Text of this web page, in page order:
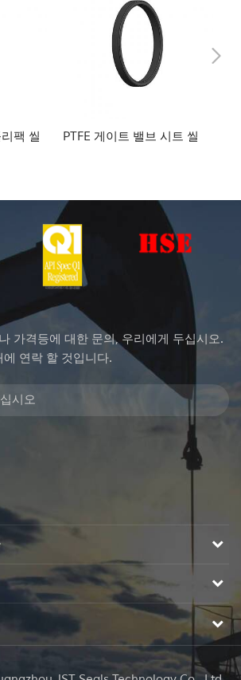
팩 씰 PTFE 게이트 밸브 시트 씰
가격등에 대한 문의, 우리에게 두십시오.
연락 할 것입니다.